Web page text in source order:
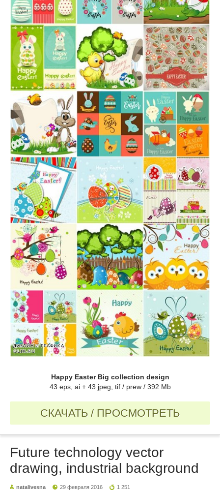
Happy Easter Big collection design
43 eps, ai + 43 jpeg, tif / prew / 392 Mb
СКАЧАТЬ / ПРОСМОТРЕТЬ
Future technology vector
drawing, industrial background
natalivesna 29 февраля 2016 1 251